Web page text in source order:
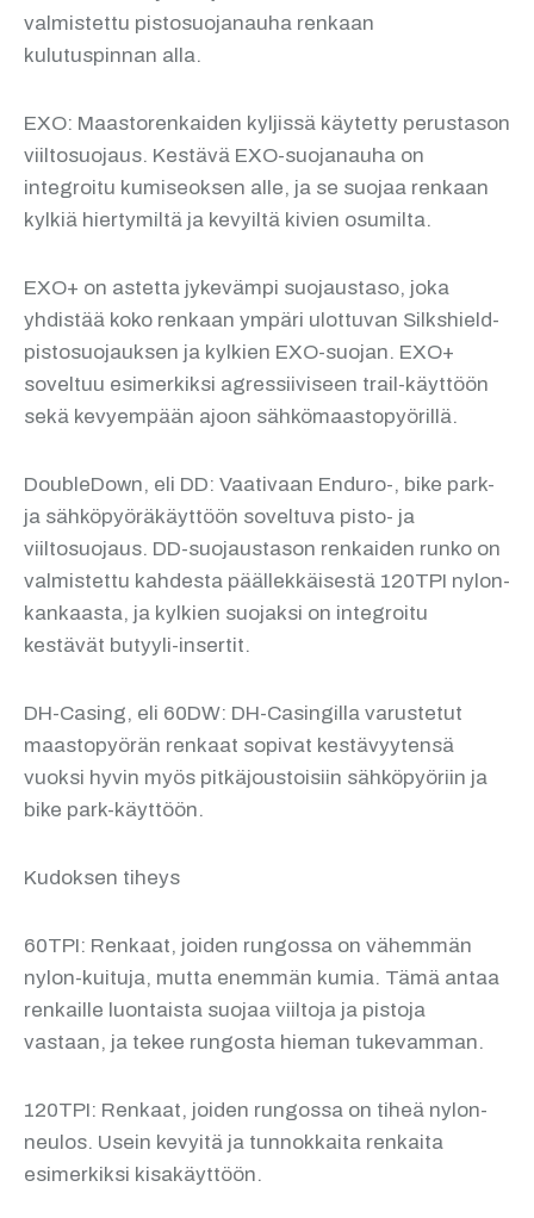
valmistettu pistosuojanauha renkaan
kulutuspinnan alla.
EXO: Maastorenkaiden kyljissä käytetty perustason
viiltosuojaus. Kestävä EXO-suojanauha on
integroitu kumiseoksen alle, ja se suojaa renkaan
kylkiä hiertymiltä ja kevyiltä kivien osumilta.
EXO+ on astetta jykevämpi suojaustaso, joka
yhdistää koko renkaan ympäri ulottuvan Silkshield-
pistosuojauksen ja kylkien EXO-suojan. EXO+
soveltuu esimerkiksi agressiiviseen trail-käyttöön
sekä kevyempään ajoon sähkömaastopyörillä.
DoubleDown, eli DD: Vaativaan Enduro-, bike park-
ja sähköpyöräkäyttöön soveltuva pisto- ja
viiltosuojaus. DD-suojaustason renkaiden runko on
valmistettu kahdesta päällekkäisestä 120TPI nylon-
kankaasta, ja kylkien suojaksi on integroitu
kestävät butyyli-insertit.
DH-Casing, eli 60DW: DH-Casingilla varustetut
maastopyörän renkaat sopivat kestävyytensä
vuoksi hyvin myös pitkäjoustoisiin sähköpyöriin ja
bike park-käyttöön.
Kudoksen tiheys
60TPI: Renkaat, joiden rungossa on vähemmän
nylon-kuituja, mutta enemmän kumia. Tämä antaa
renkaille luontaista suojaa viiltoja ja pistoja
vastaan, ja tekee rungosta hieman tukevamman.
120TPI: Renkaat, joiden rungossa on tiheä nylon-
neulos. Usein kevyitä ja tunnokkaita renkaita
esimerkiksi kisakäyttöön.